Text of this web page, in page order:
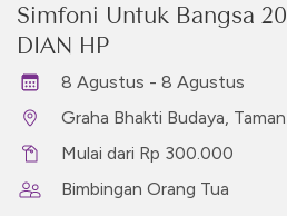
Simfoni Untuk Bangsa
DIAN HP
8 Agustus - 8 Agustus
Graha Bhakti Budaya,
Mulai dari Rp 300.000
Bimbingan Orang Tua